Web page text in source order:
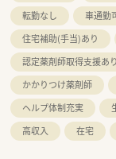
転勤なし
車通勤
住宅補助(手当)あり
認定薬剤師取得支援あり
かかりつけ薬剤師
ヘルプ体制充実
高収入
在宅